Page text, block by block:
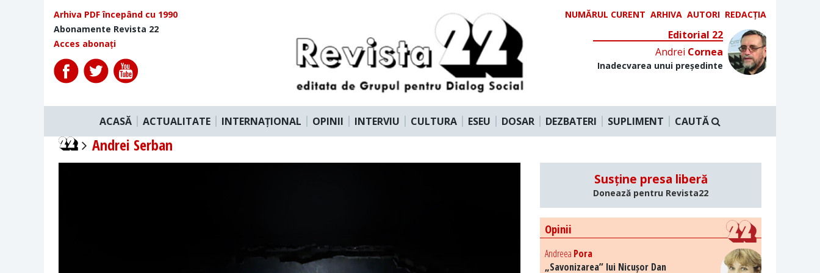
Arhiva PDF începând cu 1990
Abonamente Revista 22
Acces abonați
NUMĂRUL CURENT ARHIVA AUTORI REDACȚIA
Editorial 22
Andrei Cornea
Inadecvarea unui președinte
ACASĂ ACTUALITATE INTERNAȚIONAL OPINII INTERVIU CULTURA ESEU DOSAR DEZBATERI SUPLIMENT CAUTĂ
Andrei Serban
Susține presa liberă
Donează pentru Revista22
Opinii
Andreea Pora
„Savonizarea” lui Nicușor Dan